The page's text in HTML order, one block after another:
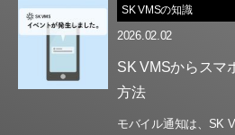
SK VMSの知識
2026.02.02
SK VMSからスマ
方法
モバイル通知は、SK